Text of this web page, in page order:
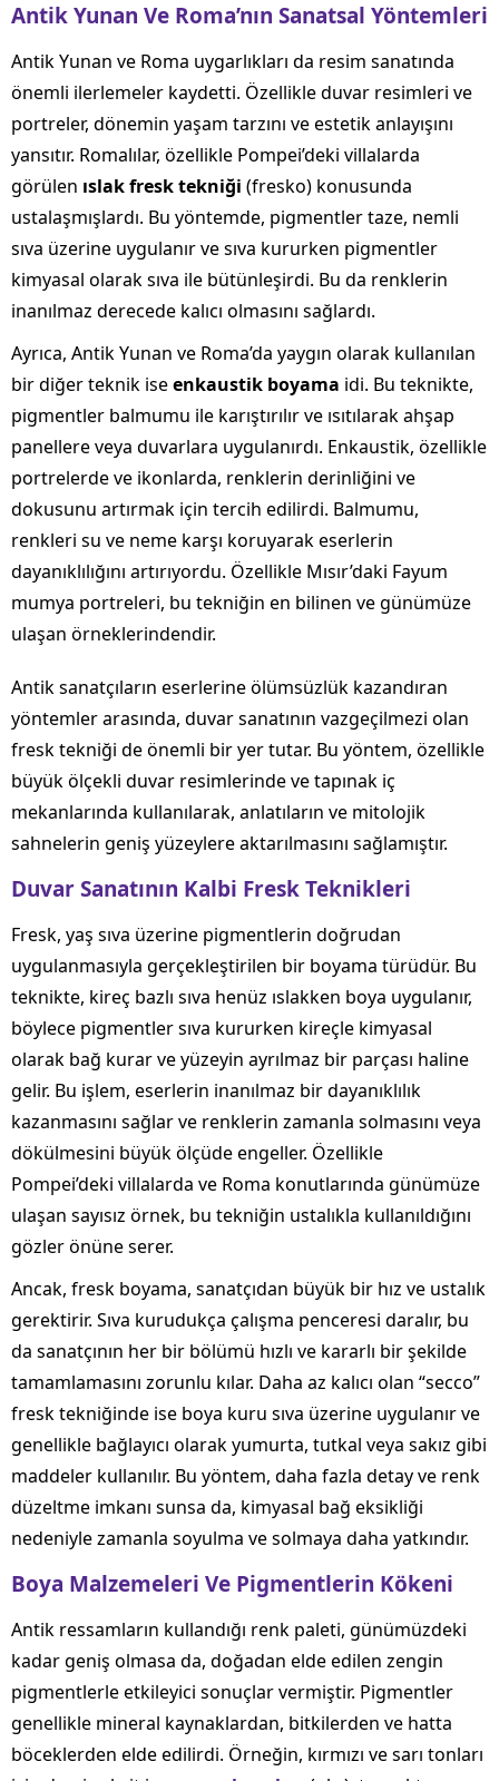
Antik Yunan Ve Roma’nın Sanatsal Yöntemleri
Antik Yunan ve Roma uygarlıkları da resim sanatında
önemli ilerlemeler kaydetti. Özellikle duvar resimleri ve
portreler, dönemin yaşam tarzını ve estetik anlayışını
yansıtır. Romalılar, özellikle Pompei’deki villalarda
görülen ıslak fresk tekniği (fresko) konusunda
ustalaşmışlardı. Bu yöntemde, pigmentler taze, nemli
sıva üzerine uygulanır ve sıva kururken pigmentler
kimyasal olarak sıva ile bütünleşirdi. Bu da renklerin
inanılmaz derecede kalıcı olmasını sağlardı.
Ayrıca, Antik Yunan ve Roma’da yaygın olarak kullanılan
bir diğer teknik iseenkaustik boyama idi. Bu teknikte,
pigmentler balmumu ile karıştırılır ve ısıtılarak ahşap
panellere veya duvarlara uygulanırdı. Enkaustik, özellikle
portrelerde ve ikonlarda, renklerin derinliğini ve
dokusunu artırmak için tercih edilirdi. Balmumu,
renkleri su ve neme karşı koruyarak eserlerin
dayanıklılığını artırıyordu. Özellikle Mısır’daki Fayum
mumya portreleri, bu tekniğin en bilinen ve günümüze
ulaşan örneklerindendir.
Antik sanatçıların eserlerine ölümsüzlük kazandıran
yöntemler arasında, duvar sanatının vazgeçilmezi olan
fresk tekniği de önemli bir yer tutar. Bu yöntem, özellikle
büyük ölçekli duvar resimlerinde ve tapınak iç
mekanlarında kullanılarak, anlatıların ve mitolojik
sahnelerin geniş yüzeylere aktarılmasını sağlamıştır.
Duvar Sanatının Kalbi Fresk Teknikleri
Fresk, yaş sıva üzerine pigmentlerin doğrudan
uygulanmasıyla gerçekleştirilen bir boyama türüdür. Bu
teknikte, kireç bazlı sıva henüz ıslakken boya uygulanır,
böylece pigmentler sıva kururken kireçle kimyasal
olarak bağ kurar ve yüzeyin ayrılmaz bir parçası haline
gelir. Bu işlem, eserlerin inanılmaz bir dayanıklılık
kazanmasını sağlar ve renklerin zamanla solmasını veya
dökülmesini büyük ölçüde engeller. Özellikle
Pompei’deki villalarda ve Roma konutlarında günümüze
ulaşan sayısız örnek, bu tekniğin ustalıkla kullanıldığını
gözler önüne serer.
Ancak, fresk boyama, sanatçıdan büyük bir hız ve ustalık
gerektirir. Sıva kurudukça çalışma penceresi daralır, bu
da sanatçının her bir bölümü hızlı ve kararlı bir şekilde
tamamlamasını zorunlu kılar. Daha az kalıcı olan “secco”
fresk tekniğinde ise boya kuru sıva üzerine uygulanır ve
genellikle bağlayıcı olarak yumurta, tutkal veya sakız gibi
maddeler kullanılır. Bu yöntem, daha fazla detay ve renk
düzeltme imkanı sunsa da, kimyasal bağ eksikliği
nedeniyle zamanla soyulma ve solmaya daha yatkındır.
Boya Malzemeleri Ve Pigmentlerin Kökeni
Antik ressamların kullandığı renk paleti, günümüzdeki
kadar geniş olmasa da, doğadan elde edilen zengin
pigmentlerle etkileyici sonuçlar vermiştir. Pigmentler
genellikle mineral kaynaklardan, bitkilerden ve hatta
böceklerden elde edilirdi. Örneğin, kırmızı ve sarı tonları